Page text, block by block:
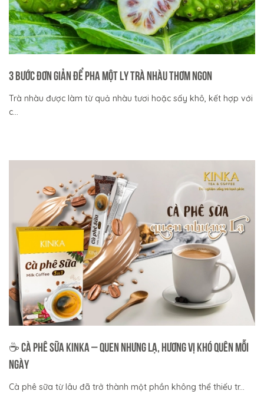
3 bước đơn giản để pha một ly trà nhàu thơm ngon
Trà nhàu được làm từ quả nhàu tươi hoặc sấy khô, kết hợp với
c...
☕ Cà phê sữa KINKA – Quen nhưng Lạ, hương vị khó quên mỗi
ngày
Cà phê sữa từ lâu đã trở thành một phần không thể thiếu tr...